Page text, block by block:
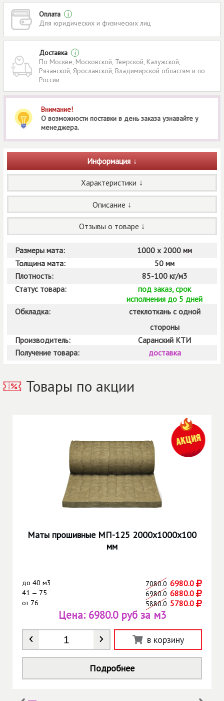
Оплата
i
Для юридических и физических лиц
Доставка
i
По Москве, Московской, Тверской, Калужской,
Рязанской, Ярославской, Владимирской областям и по
России
Внимание!
О возможности поставки в день заказа узнавайте у
менеджера.
Информация
Характеристики
Описание
Отзывы о товаре
Размеры мата:
1000 х 2000 мм
Толщина мата:
50 мм
Плотность:
85-100 кг/м3
Статус товара:
под заказ, срок
исполнения до 5 дней
Обкладка:
стеклоткань с одной
стороны
Производитель:
Саранский КТИ
Получение товара:
доставка
Товары по акции
Маты прошивные МП-125 2000х1000х100
мм
до 40 м3 7080.0 6980.0
41 — 75 6980.0 6880.0
от76 5880.0 5780.0
Количество *
Цена: 6980.0 руб за м3
в корзину
Подробнее